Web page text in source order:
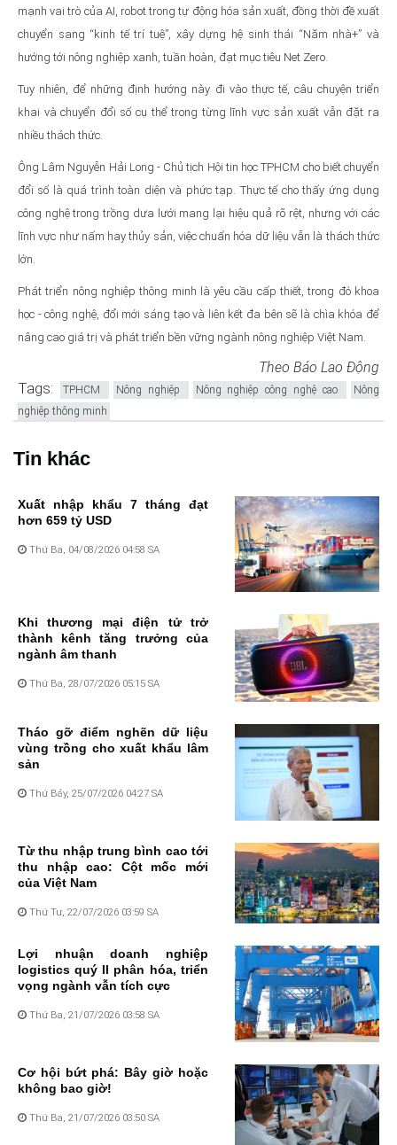
mạnh vai trò của AI, robot trong tự động hóa sản xuất, đồng thời đề xuất
chuyển sang “kinh tế trí tuệ”, xây dựng hệ sinh thái “Năm nhà+” và
hướng tới nông nghiệp xanh, tuần hoàn, đạt mục tiêu Net Zero.
Tuy nhiên, để những định hướng này đi vào thực tế, câu chuyện triển
khai và chuyển đổi số cụ thể trong từng lĩnh vực sản xuất vẫn đặt ra
nhiều thách thức.
Ông Lâm Nguyễn Hải Long - Chủ tịch Hội tin học TPHCM cho biết chuyển
đổi số là quá trình toàn diện và phức tạp. Thực tế cho thấy ứng dụng
công nghệ trong trồng dưa lưới mang lại hiệu quả rõ rệt, nhưng với các
lĩnh vực như nấm hay thủy sản, việc chuẩn hóa dữ liệu vẫn là thách thức
lớn.
Phát triển nông nghiệp thông minh là yêu cầu cấp thiết, trong đó khoa
học - công nghệ, đổi mới sáng tạo và liên kết đa bên sẽ là chìa khóa để
nâng cao giá trị và phát triển bền vững ngành nông nghiệp Việt Nam.
Theo Báo Lao Động
Tags: TPHCM Nông nghiệp Nông nghiệp công nghệ cao
Nông
nghiệp thông minh
Tin khác
Xuất nhập khẩu 7 tháng đạt
hơn 659 tỷ USD
Thứ Ba, 04/08/2026 04:58 SA
Khi thương mại điện tử trở
thành kênh tăng trưởng của
ngành âm thanh
Thứ Ba, 28/07/2026 05:15 SA
Tháo gỡ điểm nghẽn dữ liệu
vùng trồng cho xuất khẩu lâm
sản
Thứ Bảy, 25/07/2026 04:27 SA
Từ thu nhập trung bình cao tới
thu nhập cao: Cột mốc mới
của Việt Nam
Thứ Tư, 22/07/2026 03:59 SA
Lợi nhuận doanh nghiệp
logistics quý II phân hóa, triển
vọng ngành vẫn tích cực
Thứ Ba, 21/07/2026 03:58 SA
Cơ hội bứt phá: Bây giờ hoặc
không bao giờ!
Thứ Ba, 21/07/2026 03:50 SA